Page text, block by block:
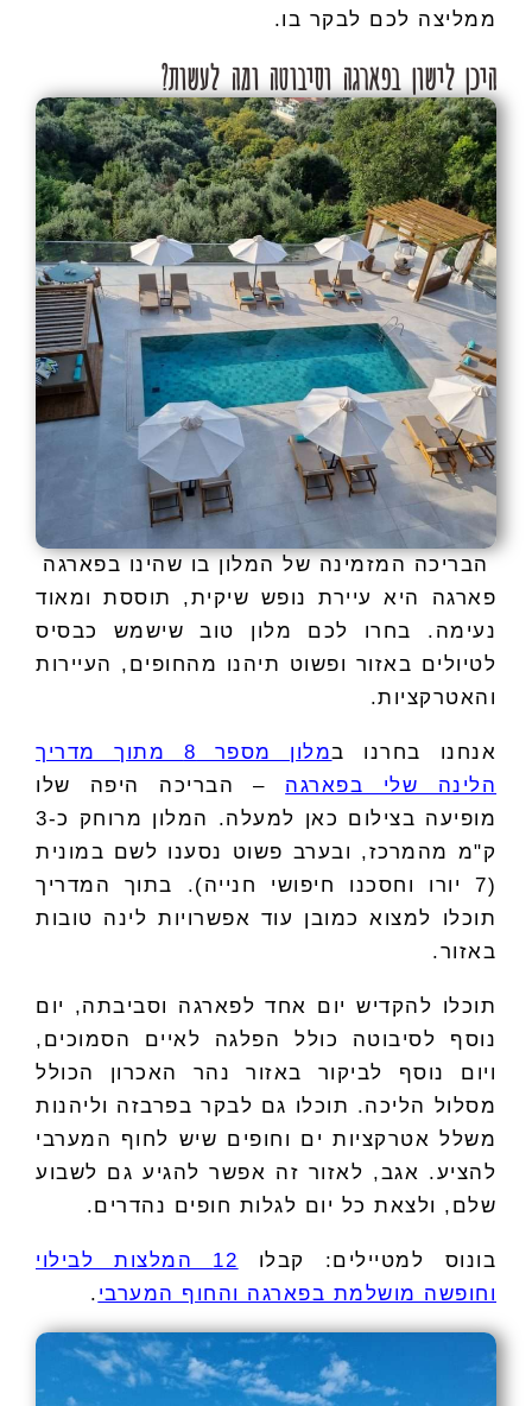
ממליצה לכם לבקר בו.
היכן לישון בפארגה וסיבוטה ומה לעשות?
הבריכה המזמינה של המלון בו שהינו בפארגה
פארגה היא עיירת נופש שיקית, תוססת ומאוד
נעימה. בחרו לכם מלון טוב שישמש כבסיס
לטיולים באזור ופשוט תיהנו מהחופים, העיירות
והאטרקציות.
אנחנו בחרנו ב
מלון מספר 8 מתוך מדריך
הלינה שלי בפארגה – הבריכה היפה שלו
מופיעה בצילום כאן למעלה. המלון מרוחק כ-3
ק"מ מהמרכז, ובערב פשוט נסענו לשם במונית
(7 יורו וחסכנו חיפושי חנייה). בתוך המדריך
תוכלו למצוא כמובן עוד אפשרויות לינה טובות
באזור.
תוכלו להקדיש יום אחד לפארגה וסביבתה, יום
נוסף לסיבוטה כולל הפלגה לאיים הסמוכים,
ויום נוסף לביקור באזור נהר האכרון הכולל
מסלול הליכה. תוכלו גם לבקר בפרבזה וליהנות
משלל אטרקציות ים וחופים שיש לחוף המערבי
להציע. אגב, לאזור זה אפשר להגיע גם לשבוע
שלם, ולצאת כל יום לגלות חופים נהדרים.
בונוס למטיילים: קבלו
12 המלצות לבילוי
וחופשה מושלמת בפארגה והחוף המערבי .